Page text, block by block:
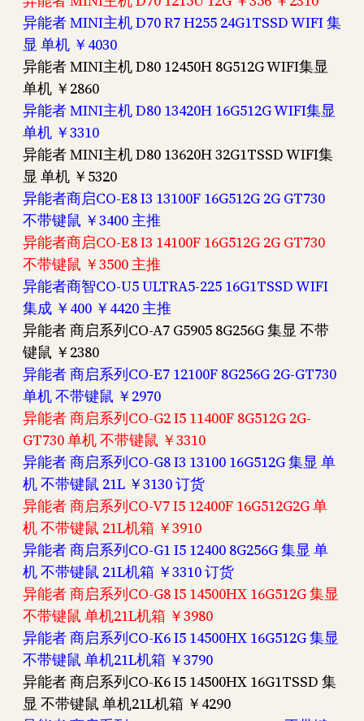
异能者 MINI主机 D70 R7 H255 24G1TSSD WIFI 集
显 单机 ￥4030
异能者 MINI主机 D80 12450H 8G512G WIFI集显
单机 ￥2860
异能者 MINI主机 D80 13420H 16G512G WIFI集显
单机 ￥3310
异能者 MINI主机 D80 13620H 32G1TSSD WIFI集
显 单机 ￥5320
异能者商启CO-E8 I3 13100F 16G512G 2G GT730
不带键鼠 ￥3400 主推
异能者商启CO-E8 I3 14100F 16G512G 2G GT730
不带键鼠 ￥3500 主推
异能者商智CO-U5 ULTRA5-225 16G1TSSD WIFI
集成 ￥400 ￥4420 主推
异能者 商启系列CO-A7 G5905 8G256G 集显 不带
键鼠 ￥2380
异能者 商启系列CO-E7 12100F 8G256G 2G-GT730
单机 不带键鼠 ￥2970
异能者 商启系列CO-G2 I5 11400F 8G512G 2G-
GT730 单机 不带键鼠 ￥3310
异能者 商启系列CO-G8 I3 13100 16G512G 集显 单
机 不带键鼠 21L ￥3130 订货
异能者 商启系列CO-V7 I5 12400F 16G512G2G 单
机 不带键鼠 21L机箱 ￥3910
异能者 商启系列CO-G1 I5 12400 8G256G 集显 单
机 不带键鼠 21L机箱 ￥3310 订货
异能者 商启系列CO-G8 I5 14500HX 16G512G 集显
不带键鼠 单机21L机箱 ￥3980
异能者 商启系列CO-K6 I5 14500HX 16G512G 集显
不带键鼠 单机21L机箱 ￥3790
异能者 商启系列CO-K6 I5 14500HX 16G1TSSD 集
显 不带键鼠 单机21L机箱 ￥4290